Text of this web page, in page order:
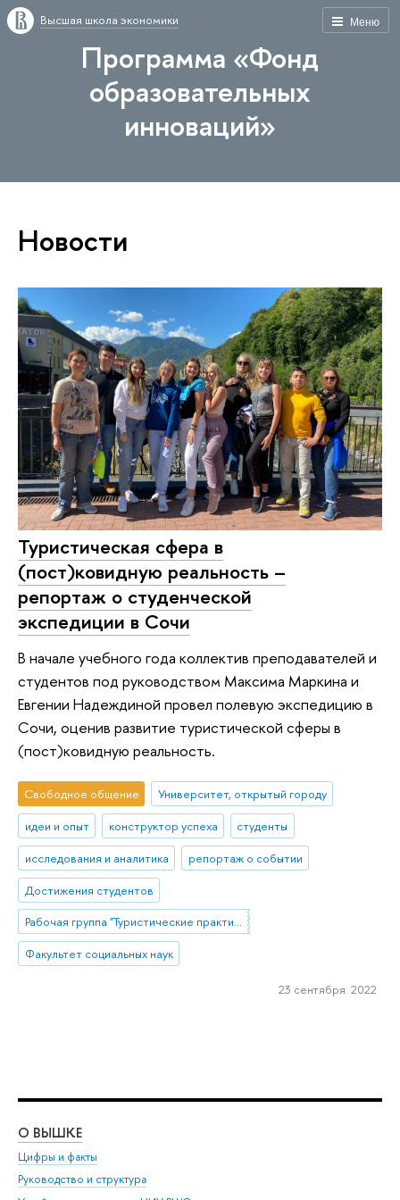
Меню
Высшая школа экономики
Программа «Фонд
образовательных
инноваций»
Новости
Туристическая сфера в
(пост)ковидную реальность –
репортаж о студенческой
экспедиции в Сочи
В начале учебного года коллектив преподавателей и
студентов под руководством Максима Маркина и
Евгении Надеждиной провел полевую экспедицию в
Сочи, оценив развитие туристической сферы в
(пост)ковидную реальность.
Свободное общение
Университет, открытый городу
идеи и опыт
конструктор успеха
студенты
исследования и аналитика
репортаж о событии
Достижения студентов
Рабочая группа "Туристические практики населения под воздействием внешних шоков: возможности и ограничения изучения опросными и не-опросными методами"
Факультет социальных наук
23 сентября 2022
О ВЫШКЕ
Цифры и факты
Руководство и структура